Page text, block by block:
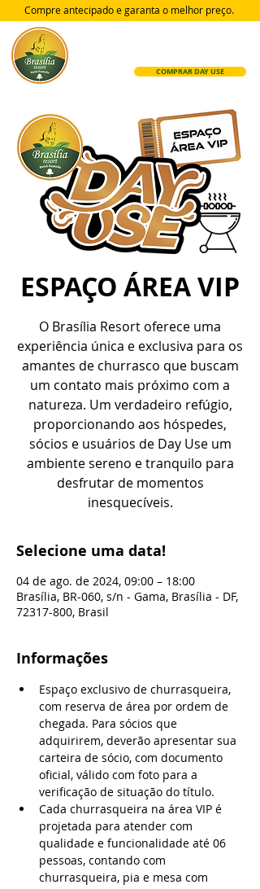
COMPRAR DAY USE
Compre antecipado e garanta o melhor preço.
ESPAÇO ÁREA VIP
O Brasília Resort oferece uma
experiência única e exclusiva para os
amantes de churrasco que buscam
um contato mais próximo com a
natureza. Um verdadeiro refúgio,
proporcionando aos hóspedes,
sócios e usuários de Day Use um
ambiente sereno e tranquilo para
desfrutar de momentos
inesquecíveis.
Selecione uma data!
04 de ago. de 2024, 09:00 – 18:00
Brasília, BR-060, s/n - Gama, Brasília - DF,
72317-800, Brasil
Informações
Espaço exclusivo de churrasqueira,
com reserva de área por ordem de
chegada. Para sócios que
adquirirem, deverão apresentar sua
carteira de sócio, com documento
oficial, válido com foto para a
verificação de situação do título.
Cada churrasqueira na área VIP é
projetada para atender com
qualidade e funcionalidade até 06
pessoas, contando com
churrasqueira, pia e mesa com